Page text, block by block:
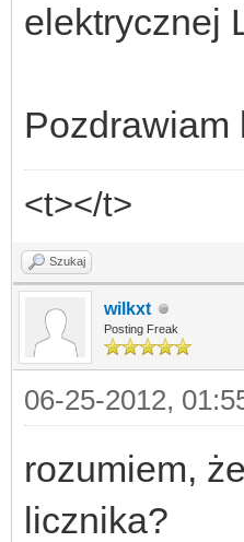
elektrycznej
Pozdrawiam
<t></t>
Szukaj
wilkxt
Posting Freak
06-25-2012,
rozumiem,
licznika?